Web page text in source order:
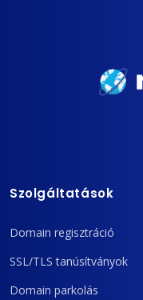
Szolgáltatások
Domain regisztráció
SSL/TLS tanúsítványok
Domain parkolás